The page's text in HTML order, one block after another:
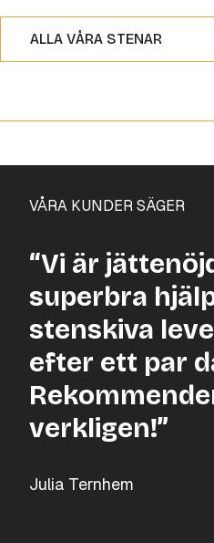
ALLA VÅRA STENAR
VÅRA KUNDER SÄGER
“Vi är
superbra
stenskiva
efter ett par
verkligen!”
Julia Ternhem